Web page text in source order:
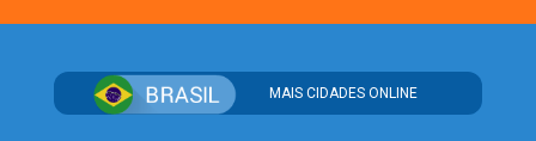
MAIS CIDADES ONLINE